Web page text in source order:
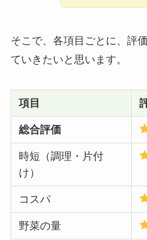
そこで、各項目ごとに、評
ていきたいと思います。
項目
総合評価
時短（調理・片付
け）
コスパ
野菜の量